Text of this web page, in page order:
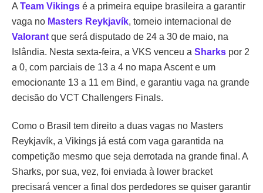
A Team Vikings é a primeira equipe brasileira a garantir
vaga no Masters Reykjavík, torneio internacional de
Valorant que será disputado de 24 a 30 de maio, na
Islândia. Nesta sexta-feira, a VKS venceu a Sharks por 2
a 0, com parciais de 13 a 4 no mapa Ascent e um
emocionante 13 a 11 em Bind, e garantiu vaga na grande
decisão do VCT Challengers Finals.
Como o Brasil tem direito a duas vagas no Masters
Reykjavík, a Vikings já está com vaga garantida na
competição mesmo que seja derrotada na grande final. A
Sharks, por sua, vez, foi enviada à lower bracket
precisará vencer a final dos perdedores se quiser garantir